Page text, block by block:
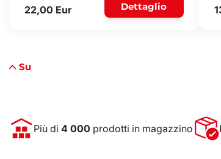
22,00 Eur Dettaglio
Su
Più di 4 000 prodotti in magazzino